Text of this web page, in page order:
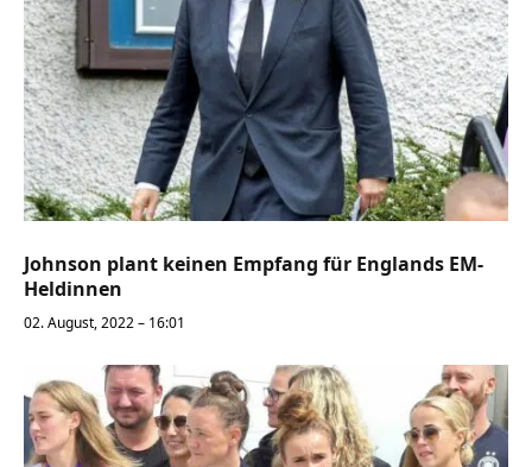
Johnson plant keinen Empfang für Englands EM-
Heldinnen
02. August, 2022 – 16:01